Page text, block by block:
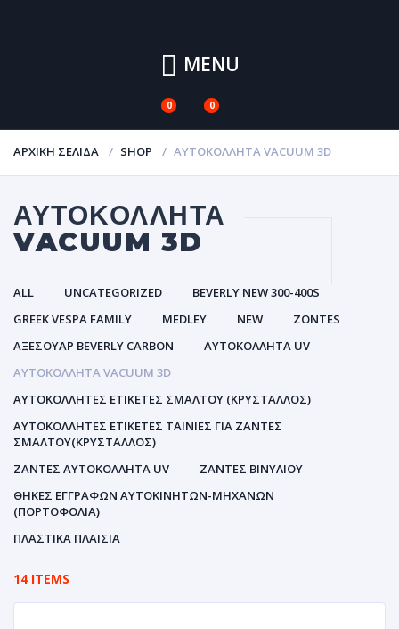
MENU
0 0
ΑΡΧΙΚΉ ΣΕΛΊΔΑ SHOP ΑΥΤΟΚΌΛΛΗΤΑ VACUUM 3D
ΑΥΤΟΚΌΛΛΗΤΑ
VACUUM 3D
ALL UNCATEGORIZED
BEVERLY NEW 300-400S
GREEK VESPA FAMILY
MEDLEY NEW
ZONTES
ΑΞΕΣΟΥΑΡ BEVERLY CARBON
ΑΥΤΟΚΌΛΛΗΤΑ UV
ΑΥΤΟΚΌΛΛΗΤΑ VACUUM 3D
ΑΥΤΟΚΌΛΛΗΤΕΣ ΕΤΙΚΈΤΕΣ ΣΜΆΛΤΟΥ (ΚΡΥΣΤΑΛΛΟΣ)
ΑΥΤΟΚΌΛΛΗΤΕΣ ΕΤΙΚΈΤΕΣ ΤΑΙΝΊΕΣ ΓΙΑ ΖΆΝΤΕΣ
ΣΜΆΛΤΟΥ(ΚΡΎΣΤΑΛΛΟΣ)
ΖΆΝΤΕΣ ΑΥΤΟΚΌΛΛΗΤΑ UV
ΖΆΝΤΕΣ ΒΙΝΥΛΊΟΥ
ΘΉΚΕΣ ΕΓΓΡΆΦΩΝ ΑΥΤΟΚΙΝΗΤΩΝ-ΜΗΧΑΝΩΝ
(ΠΟΡΤΟΦΌΛΙΑ)
ΠΛΑΣΤΙΚΆ ΠΛΑΊΣΙΑ
14 ITEMS